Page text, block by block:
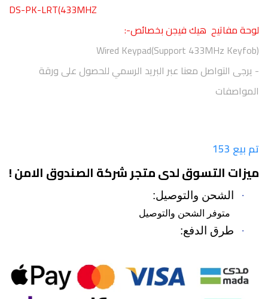
DS-PK-LRT(433MHZ
لوحة مفاتيح هيك فيجن بخصائص-:
Wired Keypad(Support 433MHz Keyfob)
- يرجى التواصل معنا عبر البريد الرسمي للحصول على ورقة
المواصفات
تم بيع 153
ميزات التسوق لدى متجر شركة الصندوق الامن !
· الشحن والتوصيل:
متوفر الشحن والتوصيل
· طرق الدفع: